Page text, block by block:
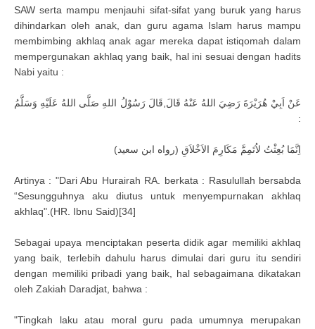
SAW serta mampu menjauhi sifat-sifat yang buruk yang harus
dihindarkan oleh anak, dan guru agama Islam harus mampu
membimbing akhlaq anak agar mereka dapat istiqomah dalam
mempergunakan akhlaq yang baik, hal ini sesuai dengan hadits
Nabi yaitu :
عَنْ اَبِيْ هُرَيْرَةَ رَضِيَ اللهُ عَنْهُ قَالَ,قَالَ رَسُوْلُ اللهِ صَلَّى اللهُ عَلَيْهِ وَسَلَّمُ
:
اِنَّمَا بُعِثْتُ لاُتَمِمَّ مَكَارِمَ الاَخْلاَقِ (رواه ابن سعيد)
Artinya : "Dari Abu Hurairah RA. berkata : Rasulullah bersabda
“Sesungguhnya aku diutus untuk menyempurnakan akhlaq
akhlaq".(HR. Ibnu Said)[34]
Sebagai upaya menciptakan peserta didik agar memiliki akhlaq
yang baik, terlebih dahulu harus dimulai dari guru itu sendiri
dengan memiliki pribadi yang baik, hal sebagaimana dikatakan
oleh Zakiah Daradjat, bahwa :
"Tingkah laku atau moral guru pada umumnya merupakan